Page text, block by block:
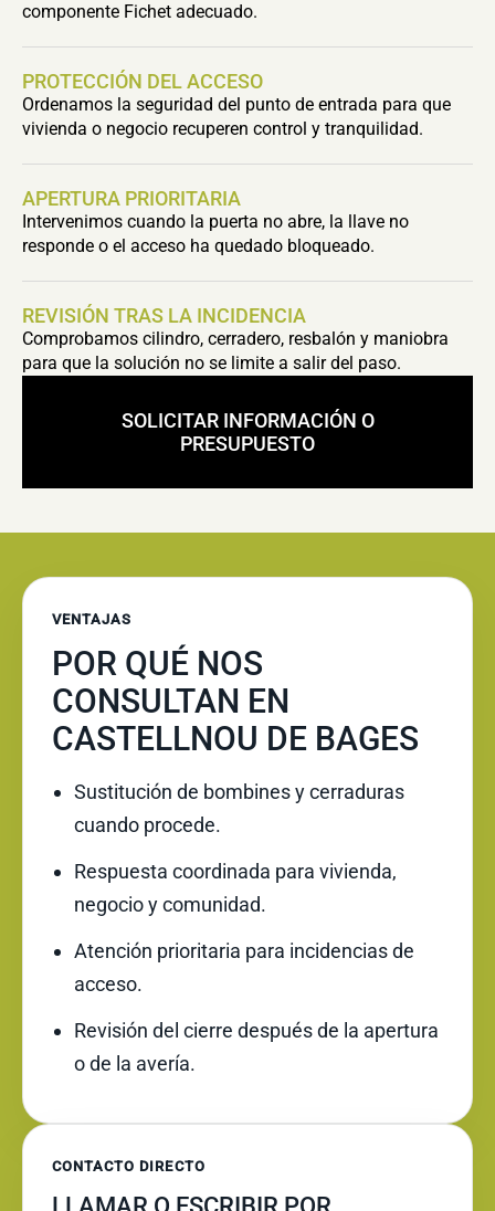
componente Fichet adecuado.
PROTECCIÓN DEL ACCESO
Ordenamos la seguridad del punto de entrada para que
vivienda o negocio recuperen control y tranquilidad.
APERTURA PRIORITARIA
Intervenimos cuando la puerta no abre, la llave no
responde o el acceso ha quedado bloqueado.
REVISIÓN TRAS LA INCIDENCIA
Comprobamos cilindro, cerradero, resbalón y maniobra
para que la solución no se limite a salir del paso.
SOLICITAR INFORMACIÓN O
PRESUPUESTO
VENTAJAS
POR QUÉ NOS
CONSULTAN EN
CASTELLNOU DE BAGES
Sustitución de bombines y cerraduras
cuando procede.
Respuesta coordinada para vivienda,
negocio y comunidad.
Atención prioritaria para incidencias de
acceso.
Revisión del cierre después de la apertura
o de la avería.
CONTACTO DIRECTO